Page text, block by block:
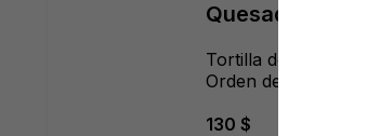
Quesadillas
Tortilla de harina y
Orden de 3 piezas
130 $